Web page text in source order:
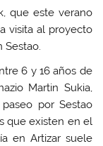
que este verano
visita al proyecto
Sestao.
6 y 16 años de
Martin Sukia,
por Sestao
que existen en el
en Artizar suele